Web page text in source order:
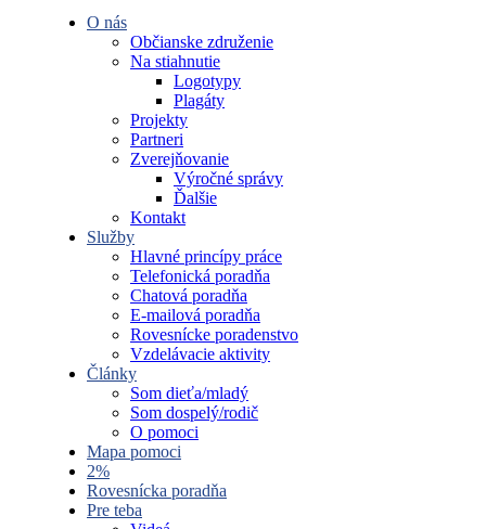
O nás
Občianske združenie
Na stiahnutie
Logotypy
Plagáty
Projekty
Partneri
Zverejňovanie
Výročné správy
Ďalšie
Kontakt
Služby
Hlavné princípy práce
Telefonická poradňa
Chatová poradňa
E-mailová poradňa
Rovesnícke poradenstvo
Vzdelávacie aktivity
Články
Som dieťa/mladý
Som dospelý/rodič
O pomoci
Mapa pomoci
2%
Rovesnícka poradňa
Pre teba